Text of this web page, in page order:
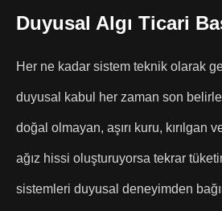
Duyusal Algı Ticari
Her ne kadar sistem teknik olarak
duyusal kabul her zaman son
doğal olmayan, aşırı kuru, kırılgan
ağız hissi oluşturuyorsa tekrar
sistemleri duyusal deneyimden